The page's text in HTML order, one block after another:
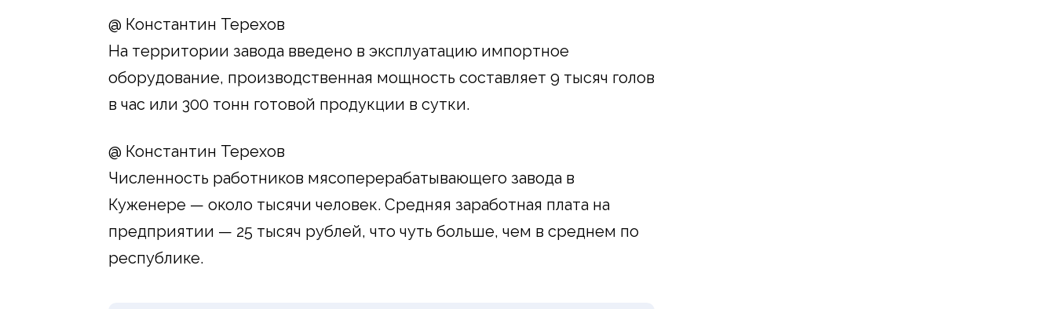
@ Константин Терехов
На территории завода введено в эксплуатацию импортное
оборудование, производственная мощность составляет 9 тысяч голов
в час или 300 тонн готовой продукции в сутки.
@ Константин Терехов
Численность работников мясоперерабатывающего завода в
Куженере — около тысячи человек. Средняя заработная плата на
предприятии — 25 тысяч рублей, что чуть больше, чем в среднем по
республике.